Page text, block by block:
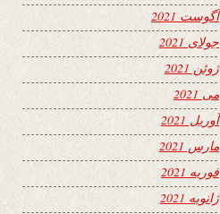
آگوست 2021
جولای 2021
ژوئن 2021
می 2021
آوریل 2021
مارس 2021
فوریه 2021
ژانویه 2021